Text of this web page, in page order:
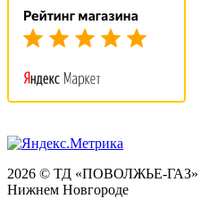
2026 © ТД «ПОВОЛЖЬЕ-ГАЗ» -
Нижнем Новгороде